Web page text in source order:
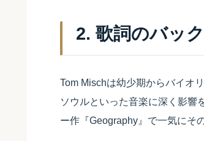
2. 歌詞のバッ
Tom Mischは幼少期からバイオ
ソウルといった音楽に深く影響
ー作『Geography』で一気にそ